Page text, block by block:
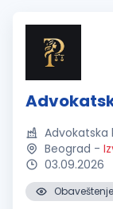
Advokatska
Beograd -
03.09.2026